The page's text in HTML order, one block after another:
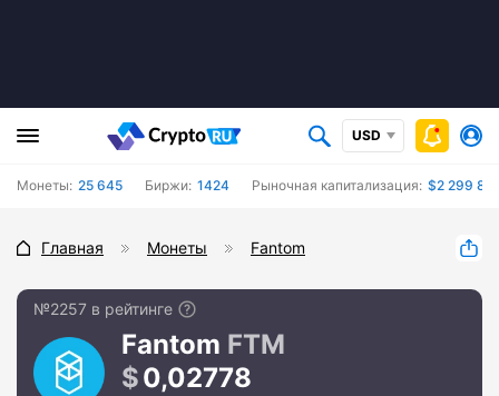
USD
Монеты: 25 645 Биржи: 1424 Рыночная капитализация: $2 299
Главная Монеты Fantom
№2257 в рейтинге
Fantom FTM
0,02778